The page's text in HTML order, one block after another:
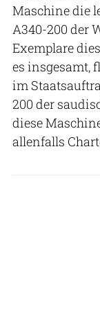
Maschine die
A340-200 der
Exemplare
es insgesamt,
im
200 der
diese
allenfalls